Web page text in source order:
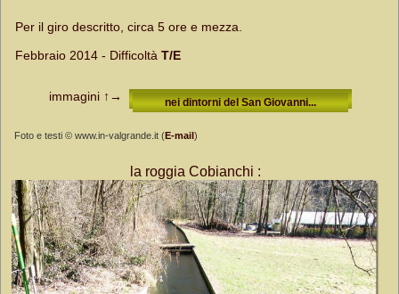
Per il giro descritto, circa 5 ore e mezza.
Febbraio 2014 - Difficoltà T/E
nei dintorni del San Giovanni...
immagini ↑→
Foto e testi © www.in-valgrande.it (E-mail)
la roggia Cobianchi :